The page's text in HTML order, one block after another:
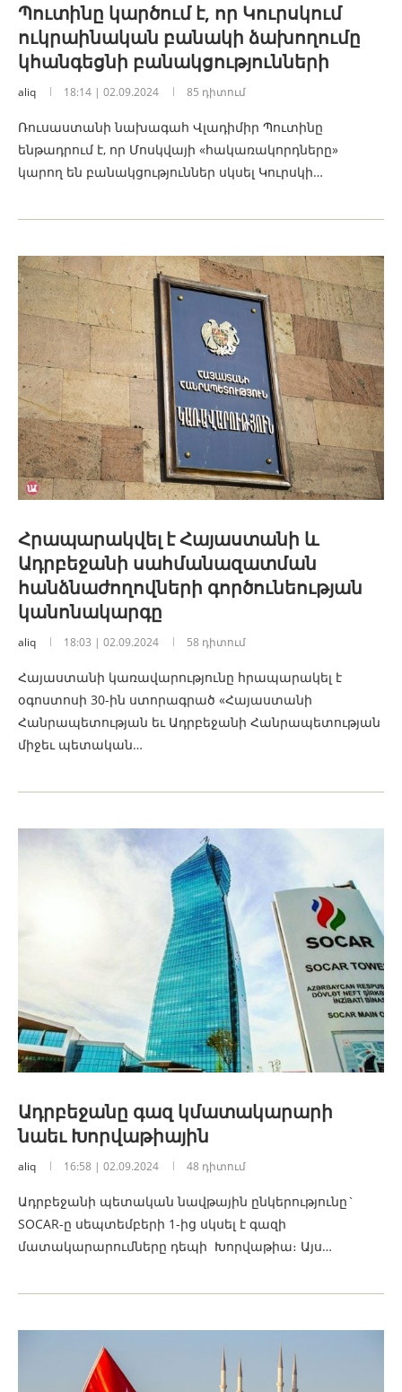
Պուտինը կարծում է, որ Կուրսկում
ուկրաինական բանակի ձախողումը
կհանգեցնի բանակցությունների
aliq 18:14 | 02.09.2024 85 դիտում
Ռուսաստանի նախագահ Վլադիմիր Պուտինը
ենթադրում է, որ Մոսկվայի «հակառակորդները»
կարող են բանակցություններ սկսել Կուրսկի…
Հրապարակվել է Հայաստանի և
Ադրբեջանի սահմանազատման
հանձնաժողովների գործունեության
կանոնակարգը
aliq 18:03 | 02.09.2024 58 դիտում
Հայաստանի կառավարությունը հրապարակել է
օգոստոսի 30-ին ստորագրած «Հայաստանի
Հանրապետության եւ Ադրբեջանի Հանրապետության
միջեւ պետական…
Ադրբեջանը գազ կմատակարարի
նաեւ Խորվաթիային
aliq 16:58 | 02.09.2024 48 դիտում
Ադրբեջանի պետական ​​նավթային ընկերությունը`
SOCAR-ը սեպտեմբերի 1-ից սկսել է գազի
մատակարարումները դեպի Խորվաթիա։ Այս…